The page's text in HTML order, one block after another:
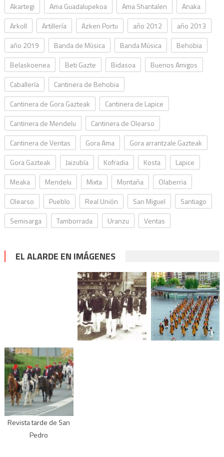
Akartegi Ama Guadalupekoa Ama Shantalen
Anaka
Arkoll
Artillería Azken Portu año 2012
año 2013
año 2019
Banda de Música Banda Música
Behobia
Belaskoenea
Beti Gazte Bidasoa
Buenos Amigos
Caballería
Cantinera de Behobia
Cantinera de Gora Gazteak
Cantinera de Lapice
Cantinera de Mendelu
Cantinera de Olearso
Cantinera de Ventas
Gora Ama
Gora arrantzale Gazteak
Gora Gazteak
Jaizubía Kofradia Kosta
Lapice
Meaka
Mendelu Mixta Montaña
Olaberria
Olearso
Pueblo Real Unión San Miguel
Santiago
Semisarga
Tamborrada Uranzu Ventas
EL ALARDE EN IMÁGENES
Revista tarde de San
Pedro